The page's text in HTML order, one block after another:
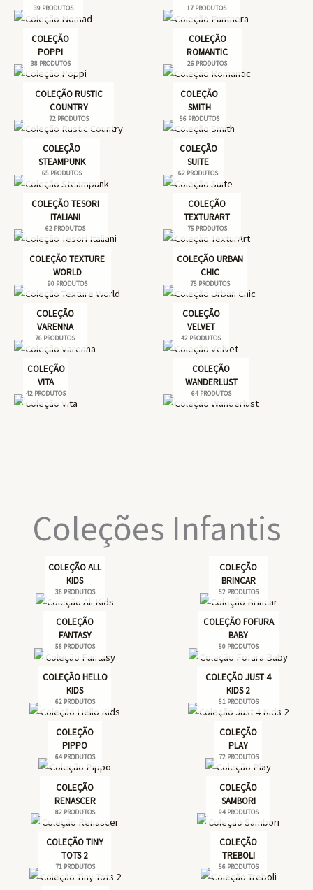
39 PRODUTOS 17 PRODUTOS
COLEÇÃO
POPPI
38 PRODUTOS
COLEÇÃO
ROMANTIC
26 PRODUTOS
COLEÇÃO RUSTIC
COUNTRY
72 PRODUTOS
COLEÇÃO
SMITH
56 PRODUTOS
COLEÇÃO
STEAMPUNK
65 PRODUTOS
COLEÇÃO
SUITE
62 PRODUTOS
COLEÇÃO TESORI
ITALIANI
62 PRODUTOS
COLEÇÃO
TEXTURART
75 PRODUTOS
COLEÇÃO TEXTURE
WORLD
90 PRODUTOS
COLEÇÃO URBAN
CHIC
75 PRODUTOS
COLEÇÃO
VARENNA
76 PRODUTOS
COLEÇÃO
VELVET
42 PRODUTOS
COLEÇÃO
VITA
42 PRODUTOS
COLEÇÃO
WANDERLUST
64 PRODUTOS
Coleções Infantis
COLEÇÃO ALL
KIDS
36 PRODUTOS
COLEÇÃO
BRINCAR
52 PRODUTOS
COLEÇÃO
FANTASY
58 PRODUTOS
COLEÇÃO FOFURA
BABY
50 PRODUTOS
COLEÇÃO HELLO
KIDS
62 PRODUTOS
COLEÇÃO JUST 4
KIDS 2
51 PRODUTOS
COLEÇÃO
PIPPO
64 PRODUTOS
COLEÇÃO
PLAY
72 PRODUTOS
COLEÇÃO
RENASCER
82 PRODUTOS
COLEÇÃO
SAMBORI
94 PRODUTOS
COLEÇÃO TINY
TOTS 2
71 PRODUTOS
COLEÇÃO
TREBOLI
56 PRODUTOS